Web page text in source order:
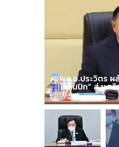
พล.อ.ประวิตร ผ
โอลิมปิก” ส่งเส